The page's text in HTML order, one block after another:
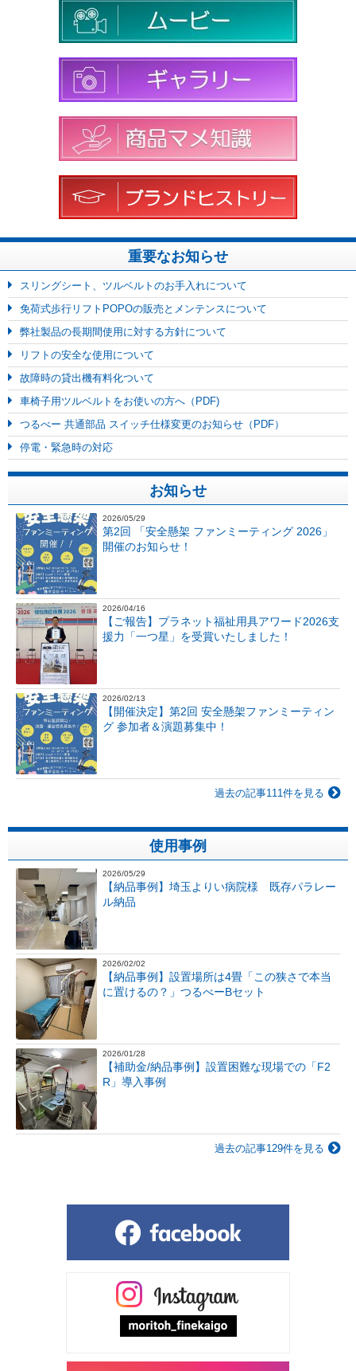
重要なお知らせ
スリングシート、ツルベルトのお手入れについて
免荷式歩行リフトPOPOの販売とメンテンスについて
弊社製品の長期間使用に対する方針について
リフトの安全な使用について
故障時の貸出機有料化ついて
車椅子用ツルベルトをお使いの方へ（PDF)
つるべー 共通部品 スイッチ仕様変更のお知らせ（PDF）
停電・緊急時の対応
お知らせ
2026/05/29
第2回 「安全懸架 ファンミーティング 2026」
開催のお知らせ！
2026/04/16
【ご報告】プラネット福祉用具アワード2026支
援力「一つ星」を受賞いたしました！
2026/02/13
【開催決定】第2回 安全懸架ファンミーティン
グ 参加者＆演題募集中！
過去の記事111件を見る
使用事例
2026/05/29
【納品事例】埼玉よりい病院様 既存パラレー
ル納品
2026/02/02
【納品事例】設置場所は4畳「この狭さで本当
に置けるの？」つるべーBセット
2026/01/28
【補助金/納品事例】設置困難な現場での「F2
R」導入事例
過去の記事129件を見る